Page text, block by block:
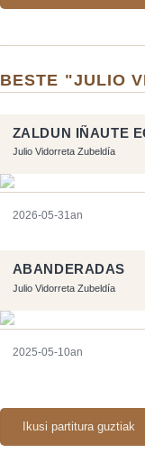
BESTE "JULIO
ZALDUN IÑAUTE
Julio Vidorreta Zubeldía
2026-05-31an
ABANDERADAS
Julio Vidorreta Zubeldía
2025-05-10an
Ikusi partitura guztiak